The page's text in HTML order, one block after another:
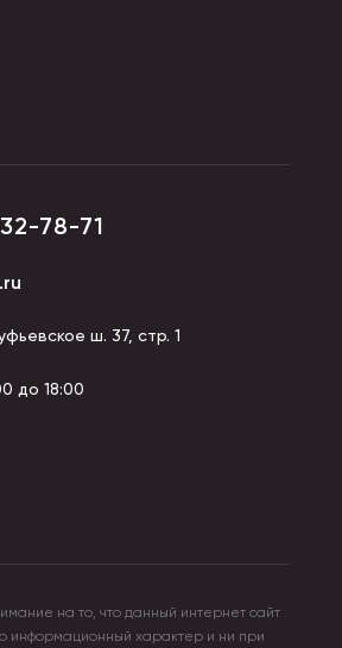
78-71
ш. 37, стр. 1
до 18:00
на то, что данный интернет сайт
информационный характер и ни при